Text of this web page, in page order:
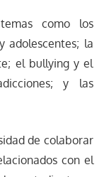
como los
adolescentes; la
el bullying y el
y las
de colaborar
con el